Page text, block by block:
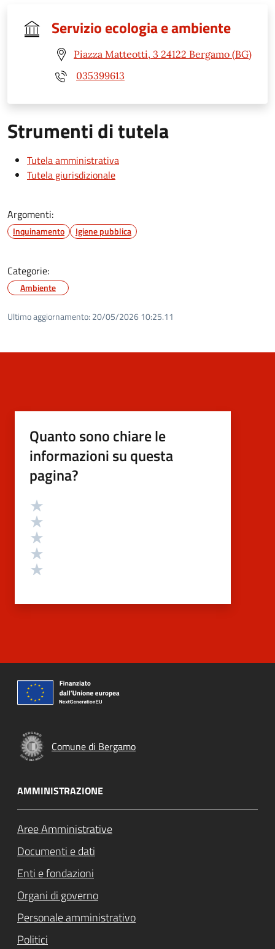
Servizio ecologia e ambiente
Piazza Matteotti, 3 24122 Bergamo (BG)
035399613
Strumenti di tutela
Tutela amministrativa
Tutela giurisdizionale
Argomenti:
Inquinamento Igiene pubblica
Categorie:
Ambiente
Ultimo aggiornamento: 20/05/2026 10:25.11
Quanto sono chiare le
informazioni su questa
pagina?
Valutazione
Comune di Bergamo
AMMINISTRAZIONE
Aree Amministrative
Documenti e dati
Enti e fondazioni
Organi di governo
Personale amministrativo
Politici